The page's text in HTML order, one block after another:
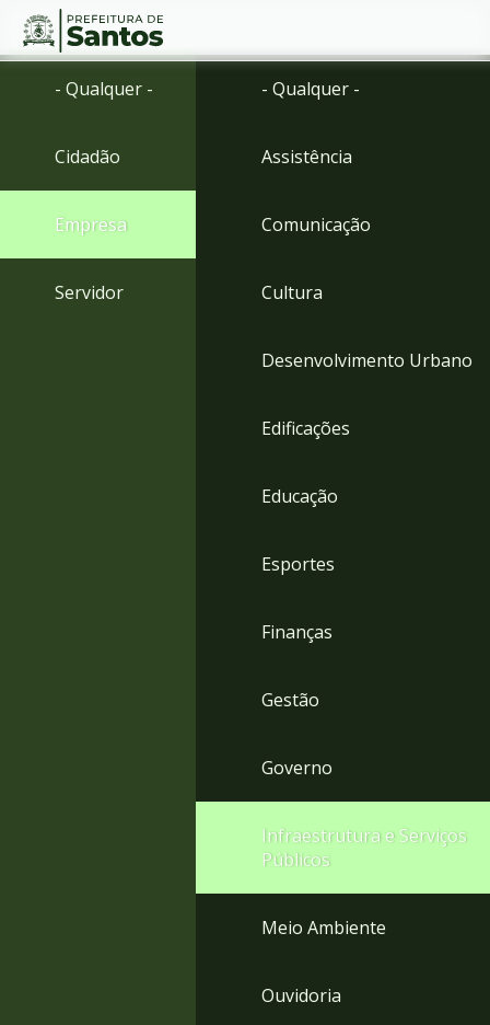
Ir
Ir
menu
Conteúdo
- Qualquer -
Cidadão
Empresa
Servidor
- Qualquer -
Assistência
Comunicação
Cultura
Desenvolvimento Urbano
Edificações
Educação
Esportes
Finanças
Gestão
Governo
Infraestrutura e Serviços
Públicos
Meio Ambiente
Ouvidoria